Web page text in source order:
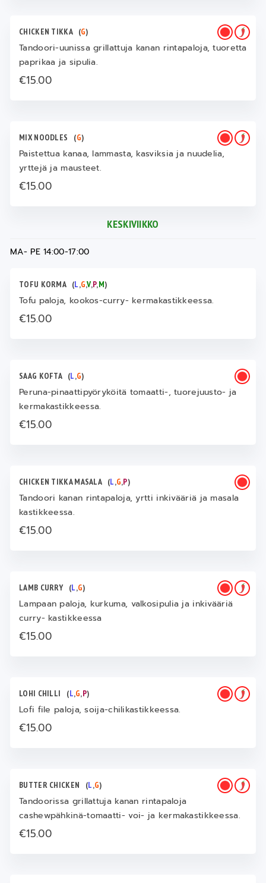
CHICKEN TIKKA (G)
Tandoori-uunissa grillattuja kanan rintapaloja, tuoretta
paprikaa ja sipulia.
€15.00
MIX NOODLES (G)
Paistettua kanaa, lammasta, kasviksia ja nuudelia,
yrttejä ja mausteet.
€15.00
KESKIVIIKKO
MA- PE 14:00-17:00
TOFU KORMA (L,G,V,P,M)
Tofu paloja, kookos-curry- kermakastikkeessa.
€15.00
SAAG KOFTA (L,G)
Peruna-pinaattipyöryköitä tomaatti-, tuorejuusto- ja
kermakastikkeessa.
€15.00
CHICKEN TIKKA MASALA (L,G,P)
Tandoori kanan rintapaloja, yrtti inkivääriä ja masala
kastikkeessa.
€15.00
LAMB CURRY (L,G)
Lampaan paloja, kurkuma, valkosipulia ja inkivääriä
curry- kastikkeessa
€15.00
LOHI CHILLI (L,G,P)
Lofi file paloja, soija-chilikastikkeessa.
€15.00
BUTTER CHICKEN (L,G)
Tandoorissa grillattuja kanan rintapaloja
cashewpähkinä-tomaatti- voi- ja kermakastikkeessa.
€15.00